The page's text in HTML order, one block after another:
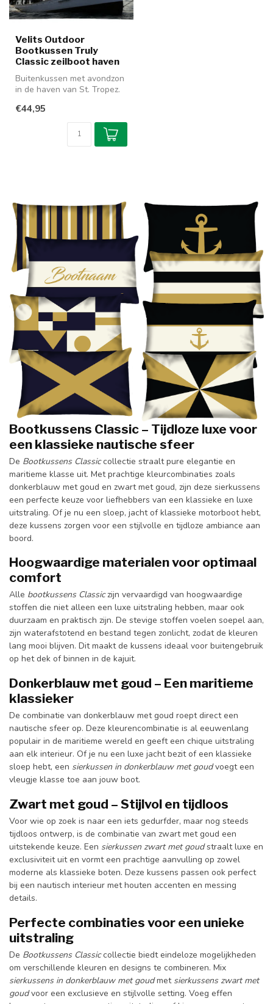
Velits Outdoor
Bootkussen Truly
Classic zeilboot haven
Buitenkussen met avondzon
in de haven van St. Tropez.
mo...
€44,95
Bootkussens Classic – Tijdloze luxe voor
een klassieke nautische sfeer
De Bootkussens Classiccollectie straalt pure elegantie en
maritieme klasse uit. Met prachtige kleurcombinaties zoals
donkerblauw met goud en zwart met goud, zijn deze sierkussens
een perfecte keuze voor liefhebbers van een klassieke en luxe
uitstraling. Of je nu een sloep, jacht of klassieke motorboot hebt,
deze kussens zorgen voor een stijlvolle en tijdloze ambiance aan
boord.
Hoogwaardige materialen voor optimaal
comfort
Alle bootkussens Classiczijn vervaardigd van hoogwaardige
stoffen die niet alleen een luxe uitstraling hebben, maar ook
duurzaam en praktisch zijn. De stevige stoffen voelen soepel aan,
zijn waterafstotend en bestand tegen zonlicht, zodat de kleuren
lang mooi blijven. Dit maakt de kussens ideaal voor buitengebruik
op het dek of binnen in de kajuit.
Donkerblauw met goud – Een maritieme
klassieker
De combinatie van donkerblauw met goud roept direct een
nautische sfeer op. Deze kleurencombinatie is al eeuwenlang
populair in de maritieme wereld en geeft een chique uitstraling
aan elk interieur. Of je nu een luxe jacht bezit of een klassieke
sloep hebt, een sierkussen in donkerblauw met goudvoegt een
vleugje klasse toe aan jouw boot.
Zwart met goud – Stijlvol en tijdloos
Voor wie op zoek is naar een iets gedurfder, maar nog steeds
tijdloos ontwerp, is de combinatie van zwart met goud een
uitstekende keuze. Een sierkussen zwart met goudstraalt luxe en
exclusiviteit uit en vormt een prachtige aanvulling op zowel
moderne als klassieke boten. Deze kussens passen ook perfect
bij een nautisch interieur met houten accenten en messing
details.
Perfecte combinaties voor een unieke
uitstraling
De Bootkussens Classiccollectie biedt eindeloze mogelijkheden
om verschillende kleuren en designs te combineren. Mix
sierkussens in donkerblauw met goudmet sierkussens zwart met
goudvoor een exclusieve en stijlvolle setting. Voeg effen